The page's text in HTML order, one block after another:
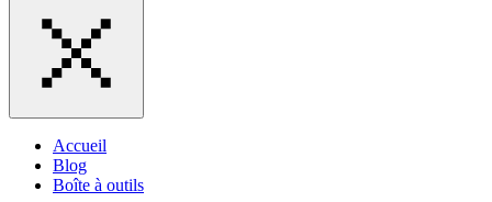
Accueil
Blog
Boîte à outils